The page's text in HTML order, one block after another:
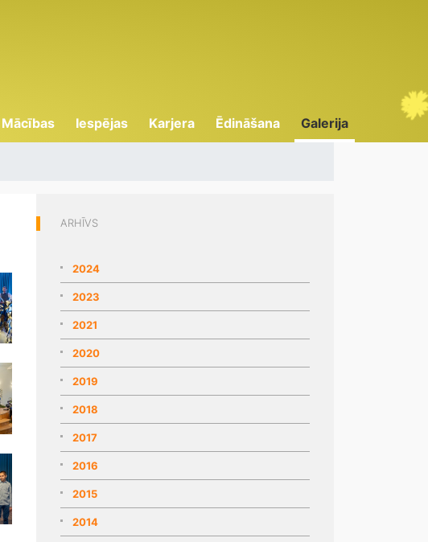
Mācības Iespējas Karjera Ēdināšana Galerija
ARHĪVS
2024
2023
2021
2020
2019
2018
2017
2016
2015
2014